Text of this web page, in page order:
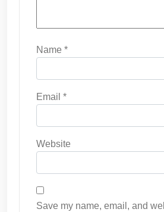
Name *
Email *
Website
Save my name, email, and